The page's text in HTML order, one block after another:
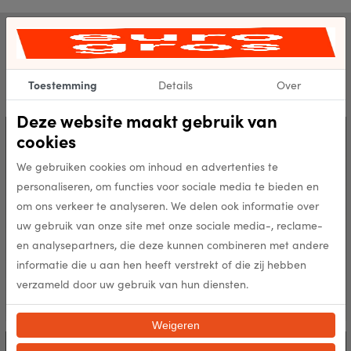
Handig
Meer informatie over een aantal specifieke onderwerpen vind je hier.
Klik voor meer informatie.
Catalogi
Bekijk onze catalogi
Toestemming Details Over
Deze website maakt gebruik van
cookies
We gebruiken cookies om inhoud en advertenties te
personaliseren, om functies voor sociale media te bieden en
om ons verkeer te analyseren. We delen ook informatie over
uw gebruik van onze site met onze sociale media-, reclame-
en analysepartners, die deze kunnen combineren met andere
informatie die u aan hen heeft verstrekt of die zij hebben
verzameld door uw gebruik van hun diensten.
Weigeren